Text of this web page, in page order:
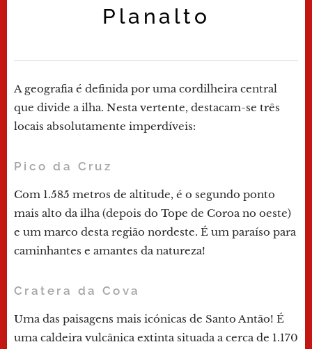
Planalto
A geografia é definida por uma cordilheira central
que divide a ilha. Nesta vertente, destacam-se três
locais absolutamente imperdíveis:
Pico da Cruz
Com 1.585 metros de altitude, é o segundo ponto
mais alto da ilha (depois do Tope de Coroa no oeste)
e um marco desta região nordeste. É um paraíso para
caminhantes e amantes da natureza!
Cratera da Cova
Uma das paisagens mais icónicas de Santo Antão! É
uma caldeira vulcânica extinta situada a cerca de 1.170